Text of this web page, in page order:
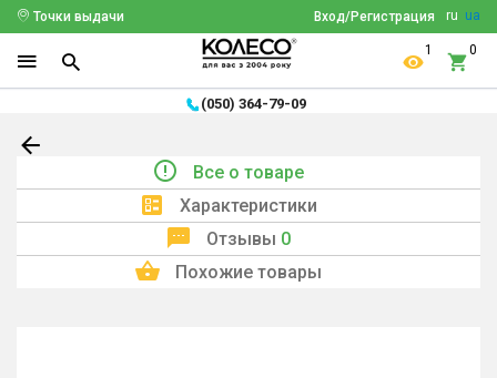
ru ua
Вход/Регистрация
Точки выдачи
1 0
(050) 364-79-09
Все о товаре
Характеристики
Отзывы 0
Похожие товары